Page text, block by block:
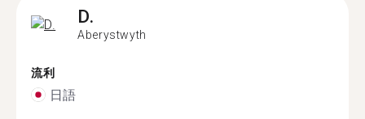
D.
Aberystwyth
流利
日語